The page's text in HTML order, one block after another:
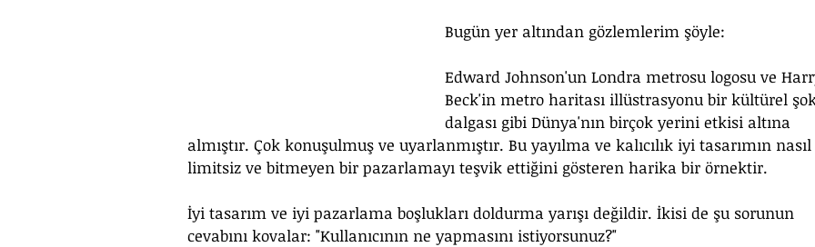
Bugün yer altından gözlemlerim şöyle:
Edward Johnson'un Londra metrosu logosu ve
Beck'in metro haritası illüstrasyonu bir kültürel
dalgası gibi Dünya'nın birçok yerini etkisi altına
almıştır. Çok konuşulmuş ve uyarlanmıştır. Bu yayılma ve kalıcılık iyi tasarımın nasıl
limitsiz ve bitmeyen bir pazarlamayı teşvik ettiğini gösteren harika bir örnektir.
İyi tasarım ve iyi pazarlama boşlukları doldurma yarışı değildir. İkisi de şu sorunun
cevabını kovalar: "Kullanıcının ne yapmasını istiyorsunuz?"